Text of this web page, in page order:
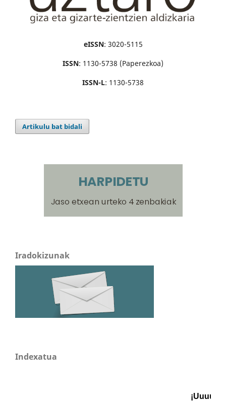
eISSN: 3020-5115
ISSN: 1130-5738 (Paperezkoa)
ISSN-L: 1130-5738
Artikulu bat bidali
Iradokizunak
Indexatua